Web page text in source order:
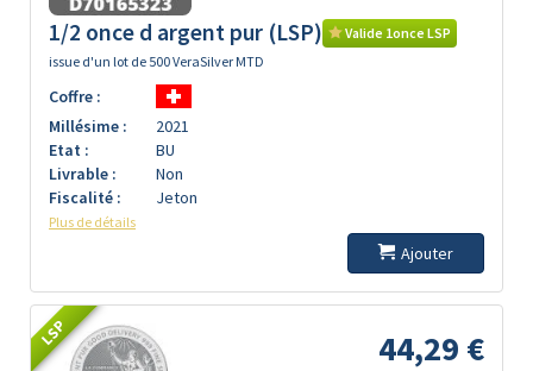
1/2 once d argent pur (LSP)
Valide 1once LSP
issue d'un lot de 500 VeraSilver MTD
Coffre :
Millésime :
2021
Etat :
BU
Livrable :
Non
Fiscalité :
Jeton
Plus de détails
Ajouter
LSP 44,29 €